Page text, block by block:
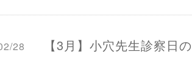
28 【3月】小穴先生診察日